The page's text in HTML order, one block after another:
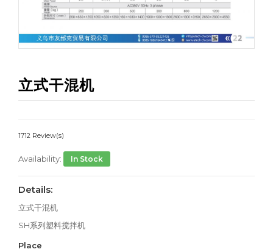
立式干混机
1712 Review(s)
Availability: In Stock
Details:
立式干混机
SH系列塑料搅拌机
Place